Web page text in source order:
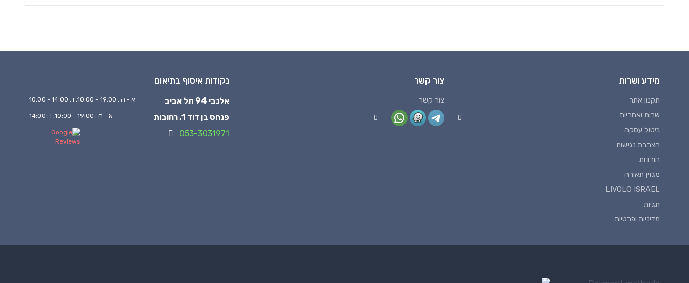
מידע ושרות
תקנון אתר
שרות ואחריות
ביטול עסקה
הצהרת נגישות
הורדות
מגזין תאורה
LIVOLO ISRAEL
תגיות
מדיניות ופרטיות
צור קשר
צור קשר
נקודות איסוף בתיאום
אלנבי 94 תל אביב א - ה : 19:00 - 10:00, ו : 14:00 - 10:00
פנחס בן דוד 1, רחובות א - ה : 19:00 - 10:00, ו : 14:00
053-3031971